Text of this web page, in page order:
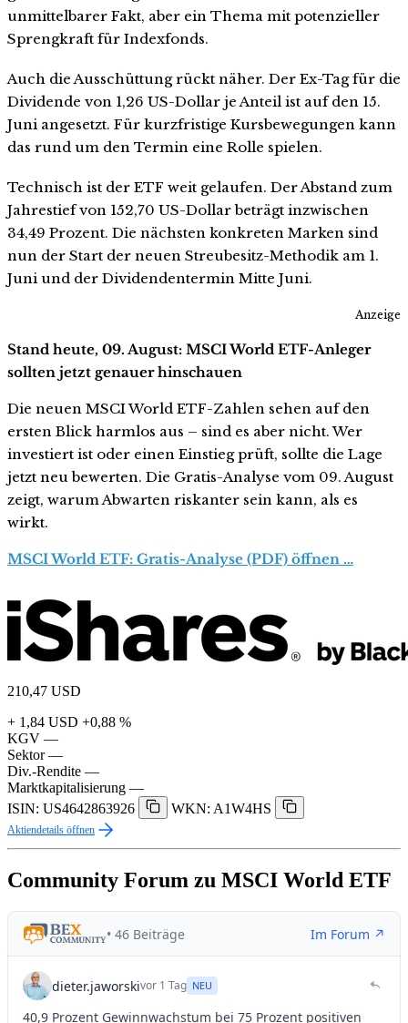
unmittelbarer Fakt, aber ein Thema mit potenzieller
Sprengkraft für Indexfonds.
Auch die Ausschüttung rückt näher. Der Ex-Tag für die
Dividende von 1,26 US-Dollar je Anteil ist auf den 15.
Juni angesetzt. Für kurzfristige Kursbewegungen kann
das rund um den Termin eine Rolle spielen.
Technisch ist der ETF weit gelaufen. Der Abstand zum
Jahrestief von 152,70 US-Dollar beträgt inzwischen
34,49 Prozent. Die nächsten konkreten Marken sind
nun der Start der neuen Streubesitz-Methodik am 1.
Juni und der Dividendentermin Mitte Juni.
Anzeige
Stand heute, 09. August: MSCI World ETF-Anleger
sollten jetzt genauer hinschauen
Die neuen MSCI World ETF-Zahlen sehen auf den
ersten Blick harmlos aus – sind es aber nicht. Wer
investiert ist oder einen Einstieg prüft, sollte die Lage
jetzt neu bewerten. Die Gratis-Analyse vom 09. August
zeigt, warum Abwarten riskanter sein kann, als es
wirkt.
MSCI World ETF: Gratis-Analyse (PDF) öffnen …
210,47 USD
+ 1,84 USD +0,88 %
KGV —
Sektor —
Div.-Rendite —
Marktkapitalisierung —
ISIN: US4642863926
WKN: A1W4HS
Aktiendetails öffnen
Community Forum zu MSCI World ETF